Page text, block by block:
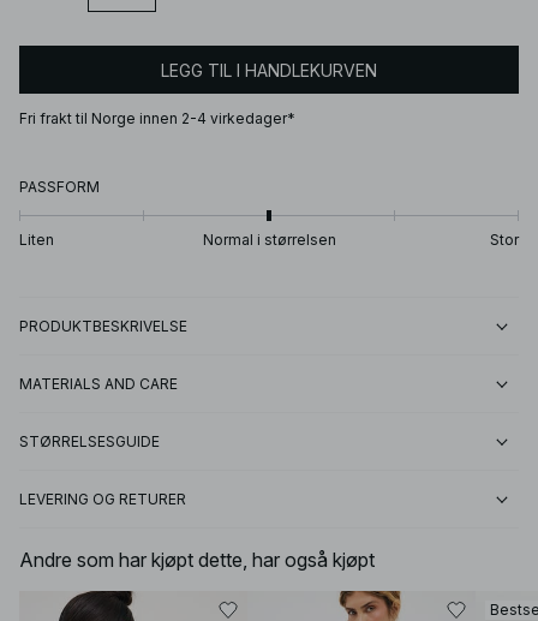
LEGG TIL I HANDLEKURVEN
Fri frakt til Norge innen 2-4 virkedager*
PASSFORM
Liten Normal i størrelsen Stor
PRODUKTBESKRIVELSE
MATERIALS AND CARE
STØRRELSESGUIDE
LEVERING OG RETURER
Andre som har kjøpt dette, har også kjøpt